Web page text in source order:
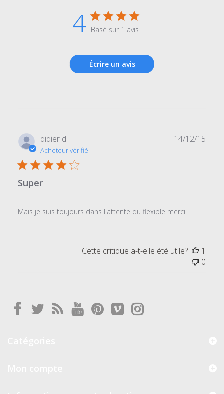
4 Basé sur 1 avis
Écrire un avis
didier d.
Acheteur vérifié
Super
Mais je suis toujours dans l'attente du flexible merci
14/12/15
Cette critique a-t-elle été utile?
1
0